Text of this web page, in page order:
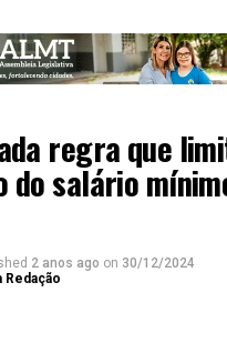
regra que
do salário
2 anos ago on 30/12/2024
Redação